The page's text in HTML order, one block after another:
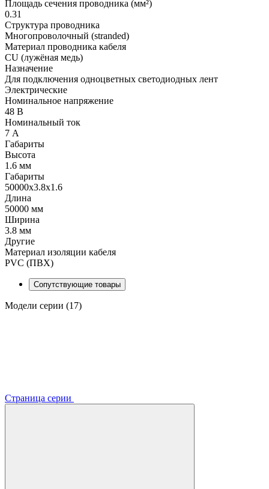
Площадь сечения проводника (мм²)
0.31
Структура проводника
Многопроволочный (stranded)
Материал проводника кабеля
CU (лужёная медь)
Назначение
Для подключения одноцветных светодиодных лент
Электрические
Номинальное напряжение
48 В
Номинальный ток
7 А
Габариты
Высота
1.6 мм
Габариты
50000x3.8x1.6
Длина
50000 мм
Ширина
3.8 мм
Другие
Материал изоляции кабеля
PVC (ПВХ)
Сопутствующие товары
Модели серии (17)
Страница серии